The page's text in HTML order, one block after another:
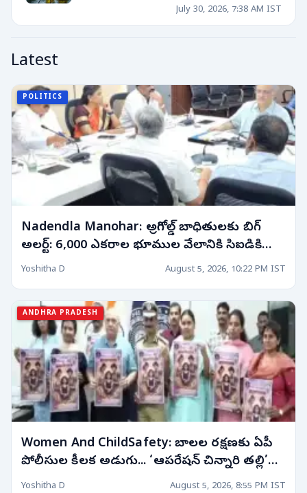
July 30, 2026, 7:38 AM IST
Latest
POLITICS
Nadendla Manohar: అగ్రిగోల్డ్ బాధితులకు బిగ్
అలర్ట్: 6,000 ఎకరాల భూముల వేలానికి సిఐడికి
ఆదేశాలు!
Yoshitha D August 5, 2026, 10:22 PM IST
ANDHRA PRADESH
Women And ChildSafety: బాలల రక్షణకు ఏపీ
పోలీసుల కీలక అడుగు... ‘ఆపరేషన్ చిన్నారి తల్లి’
ప్రారంభం!
Yoshitha D August 5, 2026, 8:55 PM IST